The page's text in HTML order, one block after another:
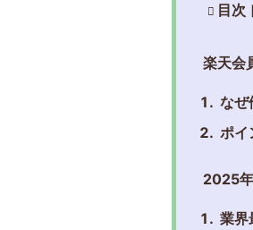
目次
楽天会
なぜ
ポイ
2025
業界